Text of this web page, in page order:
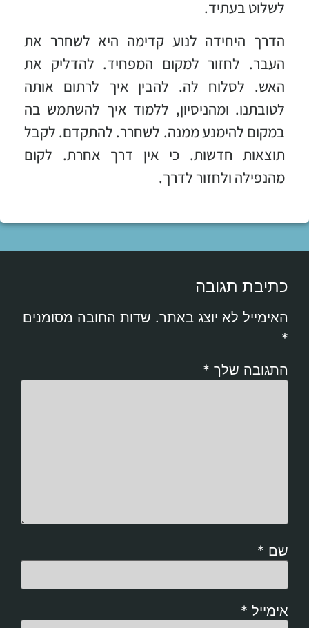
לשלוט בעתיד.
הדרך היחידה לנוע קדימה היא לשחרר את
העבר. לחזור למקום המפחיד. להדליק את
האש. לסלוח לה. להבין איך לרתום אותה
לטובתנו. ומהניסיון, ללמוד איך להשתמש בה
במקום להימנע ממנה. לשחרר. להתקדם. לקבל
תוצאות חדשות. כי אין דרך אחרת. לקום
מהנפילה ולחזור לדרך.
כתיבת תגובה
האימייל לא יוצג באתר. שדות החובה מסומנים
*
התגובה שלך *
שם *
אימייל *